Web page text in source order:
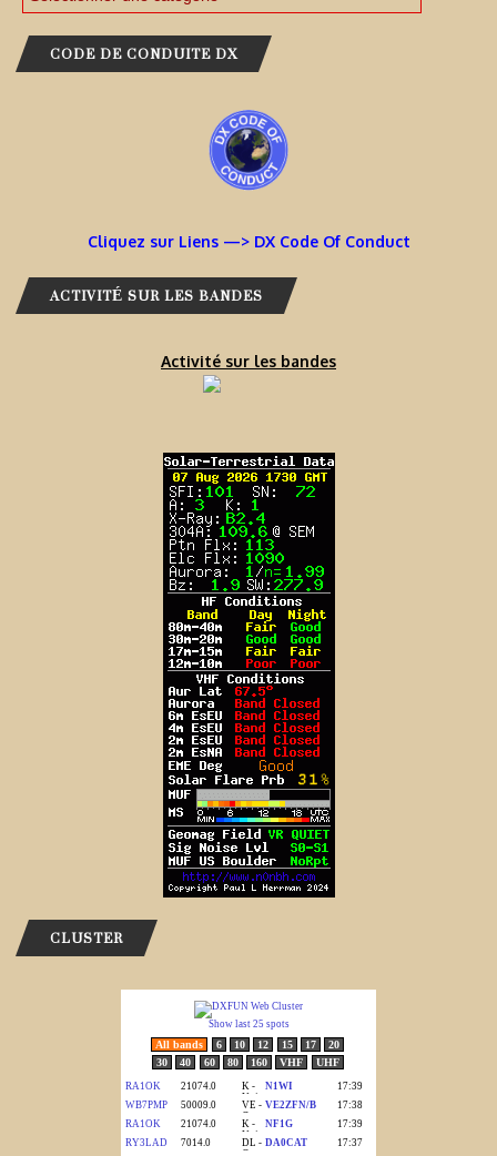
CODE DE CONDUITE DX
Cliquez sur Liens —> DX Code Of Conduct
ACTIVITÉ SUR LES BANDES
Activité sur les bandes
CLUSTER